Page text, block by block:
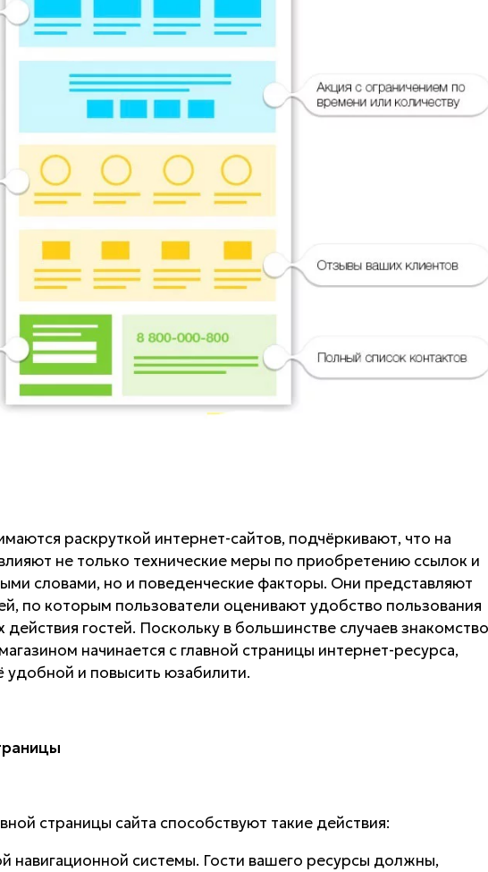
раскруткой интернет-сайтов, подчёркивают, что на
не только технические меры по приобретению ссылок и
словами, но и поведенческие факторы. Они представляют
по которым пользователи оценивают удобство пользования
гостей. Поскольку в большинстве случаев знакомство
начинается с главной страницы интернет-ресурса,
удобной и повысить юзабилити.
страницы сайта способствуют такие действия:
навигационной системы. Гости вашего ресурсы должны,